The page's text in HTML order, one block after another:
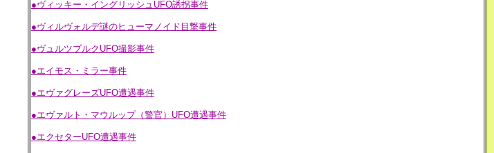
●ヴィッキー・イングリッシュUFO誘拐事件
●ヴィルヴォルデ謎のヒューマノイド目撃事件
●ヴュルツブルクUFO撮影事件
●エイモス・ミラー事件
●エヴァグレーズUFO遭遇事件
●エヴァルト・マウルップ（警官）UFO遭遇事件
●エクセターUFO遭遇事件